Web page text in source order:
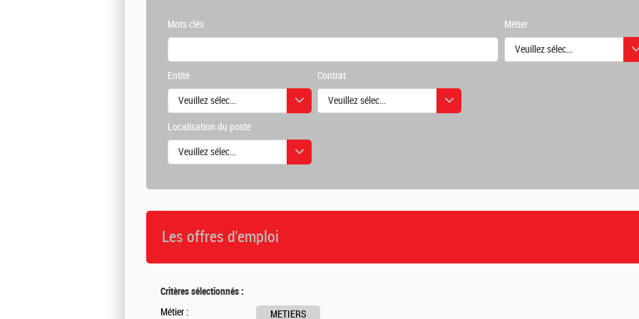
Mots clés Métier
Veuillez sélectionner une ou
Entité
Veuillez sélectionner une ou des valeurs
Contrat
Veuillez sélectionner une ou des valeurs
Localisation du poste
Veuillez sélectionner une ou des valeurs
Les offres d'emploi
Critères sélectionnés :
Métier : METIERS